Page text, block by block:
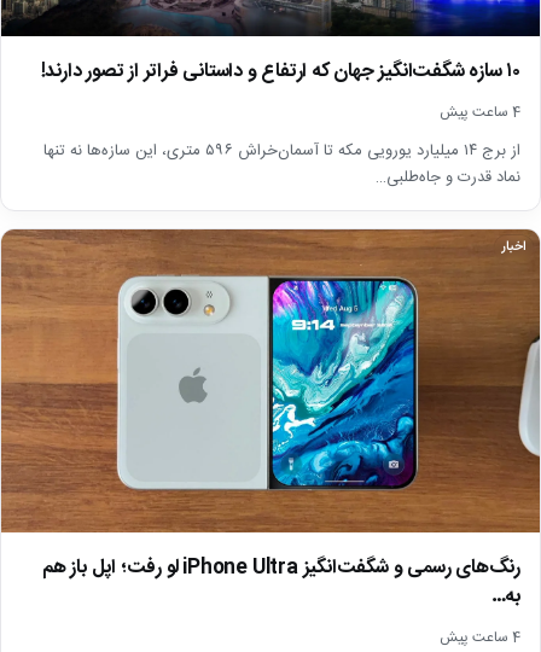
۱۰ سازه شگفت‌انگیز جهان که ارتفاع و داستانی فراتر از تصور دارند!
4 ساعت پیش
از برج ۱۴ میلیارد یورویی مکه تا آسمان‌خراش ۵۹۶ متری، این سازه‌ها نه تنها
نماد قدرت و جاه‌طلبی…
اخبار
رنگ‌های رسمی و شگفت‌انگیز iPhone Ultra لو رفت؛ اپل باز هم
به…
4 ساعت پیش